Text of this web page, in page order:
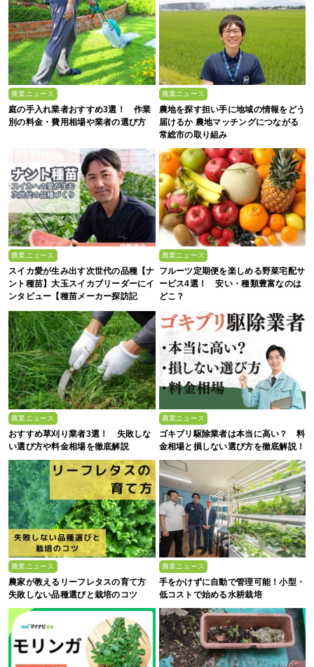
農業ニュース
庭の手入れ業者おすすめ3選！ 作業
別の料金・費用相場や業者の選び方
農業ニュース
農地を探す担い手に地域の情報をどう
届けるか 農地マッチングにつながる
常総市の取り組み
農業ニュース
スイカ愛が生み出す次世代の品種【ナ
ント種苗】大玉スイカブリーダーにイ
ンタビュー【種苗メーカー探訪記
Vol.4】
農業ニュース
フルーツ定期便を楽しめる野菜宅配サ
ービス4選！ 安い・種類豊富なのは
どこ？
農業ニュース
おすすめ草刈り業者3選！ 失敗しな
い選び方や料金相場を徹底解説
農業ニュース
ゴキブリ駆除業者は本当に高い？ 料
金相場と損しない選び方を徹底解説！
農業ニュース
農家が教えるリーフレタスの育て方
失敗しない品種選びと栽培のコツ
農業ニュース
手をかけずに自動で管理可能！小型・
低コストで始める水耕栽培